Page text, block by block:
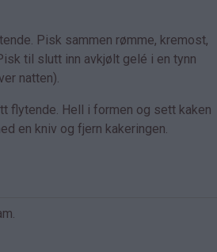
Pisk sammen rømme, kremost,
til slutt inn avkjølt gelé i en tynn
natten).
flytende. Hell i formen og sett kaken
en kniv og fjern kakeringen.